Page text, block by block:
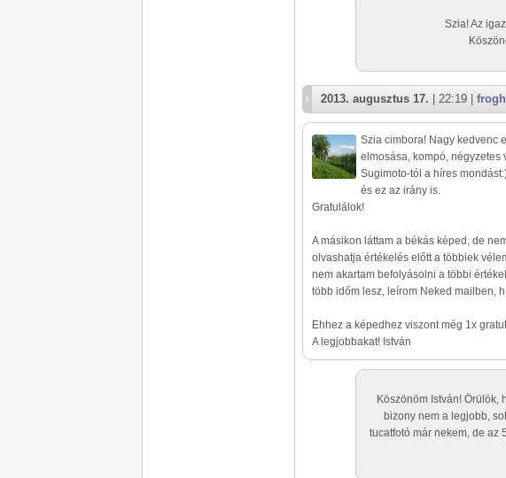
Szia! Az
2013. augusztus 17. | 22:19 |
Szia cimbora! Nagy kedvenc
elmosása, kompó, négyzetes
Sugimoto-tól a híres
és ez az irány is.
Gratulálok!
A másikon láttam a békás képed, de
olvashatja értékelés előtt a többiek
nem akartam befolyásolni a többi
több időm lesz, leírom Neked mailben,
Ehhez a képedhez viszont még 1x
A legjobbakat! István
Köszönöm István! Örülök,
bizony nem a legjobb,
tucatfotó már nekem, de az